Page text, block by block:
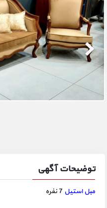
توضیحات آگهی
مبل استیل